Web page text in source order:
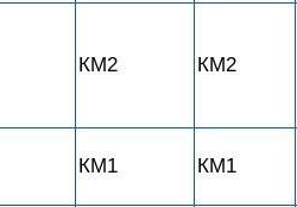
КМ2 КМ2
КМ1 КМ1